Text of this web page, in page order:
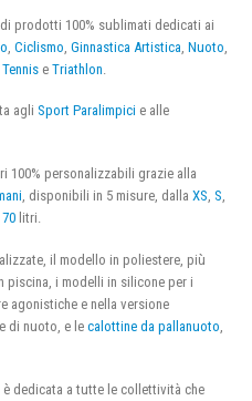
prodotti 100% sublimati dedicati ai
Ciclismo Ginnastica Artistica Nuoto
Tennis e Triathlon
agli Sport Paralimpici e alle
100% personalizzabili grazie alla
, disponibili in 5 misure, dalla XS, S,
70 litri.
il modello in poliestere, più
piscina, i modelli in silicone per i
agonistiche e nella versione
di nuoto, e le calottine da pallanuoto
dedicata a tutte le collettività che